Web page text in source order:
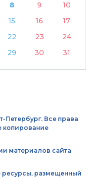
8 9
10
15 16
17
22 23
24
29 30 31
Петербург. Все права
копирование
материалов сайта
ресурсы, размещенный